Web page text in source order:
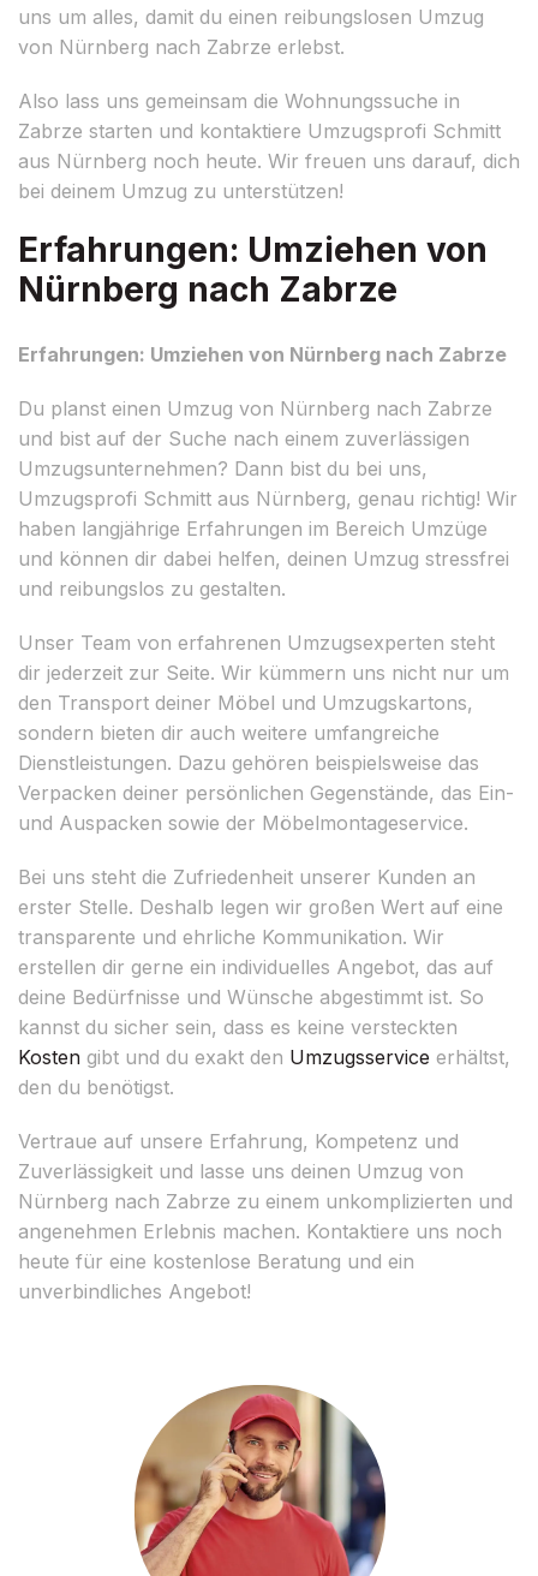
uns um alles, damit du einen reibungslosen Umzug
von Nürnberg nach Zabrze erlebst.
Also lass uns gemeinsam die Wohnungssuche in
Zabrze starten und kontaktiere Umzugsprofi Schmitt
aus Nürnberg noch heute. Wir freuen uns darauf, dich
bei deinem Umzug zu unterstützen!
Erfahrungen: Umziehen von
Nürnberg nach Zabrze
Erfahrungen: Umziehen von Nürnberg nach Zabrze
Du planst einen Umzug von Nürnberg nach Zabrze
und bist auf der Suche nach einem zuverlässigen
Umzugsunternehmen? Dann bist du bei uns,
Umzugsprofi Schmitt aus Nürnberg, genau richtig! Wir
haben langjährige Erfahrungen im Bereich Umzüge
und können dir dabei helfen, deinen Umzug stressfrei
und reibungslos zu gestalten.
Unser Team von erfahrenen Umzugsexperten steht
dir jederzeit zur Seite. Wir kümmern uns nicht nur um
den Transport deiner Möbel und Umzugskartons,
sondern bieten dir auch weitere umfangreiche
Dienstleistungen. Dazu gehören beispielsweise das
Verpacken deiner persönlichen Gegenstände, das Ein-
und Auspacken sowie der Möbelmontageservice.
Bei uns steht die Zufriedenheit unserer Kunden an
erster Stelle. Deshalb legen wir großen Wert auf eine
transparente und ehrliche Kommunikation. Wir
erstellen dir gerne ein individuelles Angebot, das auf
deine Bedürfnisse und Wünsche abgestimmt ist. So
kannst du sicher sein, dass es keine versteckten
Kosten gibt und du exakt den Umzugsservice erhältst,
den du benötigst.
Vertraue auf unsere Erfahrung, Kompetenz und
Zuverlässigkeit und lasse uns deinen Umzug von
Nürnberg nach Zabrze zu einem unkomplizierten und
angenehmen Erlebnis machen. Kontaktiere uns noch
heute für eine kostenlose Beratung und ein
unverbindliches Angebot!